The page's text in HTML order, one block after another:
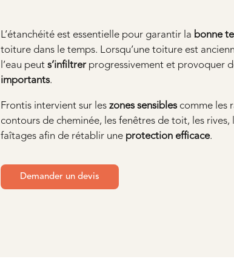
L’étanchéité est essentielle pour garantir la bonne
toiture dans le temps. Lorsqu’une toiture est
l’eau peuts’infiltrerprogressivement et provoquer
importants.
Frontis intervient sur leszones sensibles comme les
contours de cheminée, les fenêtres de toit, les rives,
faîtages afin de rétablir une protection efficace.
Demander un devis